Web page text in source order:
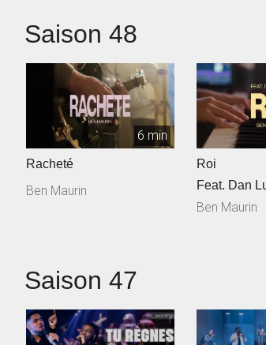
Saison 48
6 min
Racheté
Ben Maurin
Roi
Feat. Dan
Ben Maurin
Saison 47